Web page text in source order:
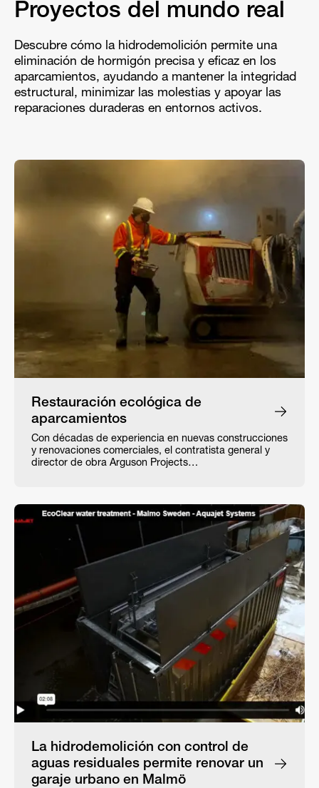
Proyectos del mundo real
Descubre cómo la hidrodemolición permite una
eliminación de hormigón precisa y eficaz en los
aparcamientos, ayudando a mantener la integridad
estructural, minimizar las molestias y apoyar las
reparaciones duraderas en entornos activos.
Restauración ecológica de
aparcamientos
Con décadas de experiencia en nuevas construcciones
y renovaciones comerciales, el contratista general y
director de obra Arguson Projects…
La hidrodemolición con control de
aguas residuales permite renovar un
garaje urbano en Malmö